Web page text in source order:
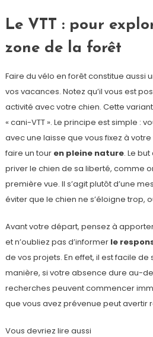
Le VTT : pour
zone de la forêt
Faire du vélo en forêt constitue aussi
vos vacances. Notez qu’il vous est
activité avec votre chien. Cette
« cani-VTT ». Le principe est simple :
avec une laisse que vous fixez à
faire un tour en pleine nature. Le
priver le chien de sa liberté, comme
première vue. Il s’agit plutôt d’une
éviter que le chien ne s’éloigne trop,
Avant votre départ, pensez à
et n’oubliez pas d’informer le
de vos projets. En effet, il est facile
manière, si votre absence dure au-
recherches peuvent commencer
que vous avez prévenue peut avertir
Vous devriez lire aussi